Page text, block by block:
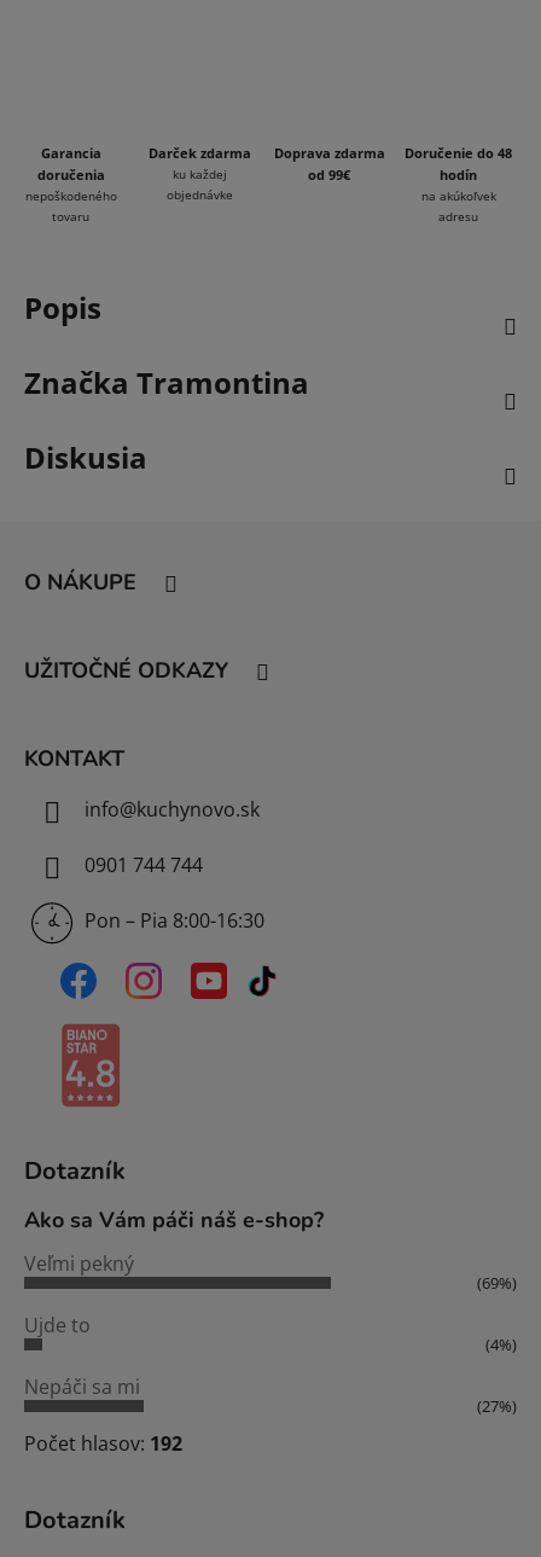
Garancia
doručenia
nepoškodeného
tovaru
Darček zdarma
ku každej
objednávke
Doprava zdarma
od 99€
Doručenie do 48
hodín
na akúkoľvek
adresu
Popis
Značka Tramontina
Diskusia
O NÁKUPE
UŽITOČNÉ ODKAZY
KONTAKT
info@kuchynovo.sk
0901 744 744
Pon – Pia 8:00-16:30
Dotazník
Ako sa Vám páči náš e-shop?
Veľmi pekný
(69%)
Ujde to
(4%)
Nepáči sa mi
(27%)
Počet hlasov: 192
Dotazník